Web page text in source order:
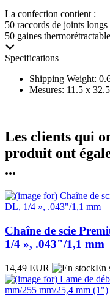
La confection contient :
50 raccords de joints longs
50 gaines
Specifications
Shipping Weight:
Mesures: 11.5 x
Les clients qui
produit ont
...
Chaîne de scie
1/4 », .043"/1,1 mm
14,49 EUR En